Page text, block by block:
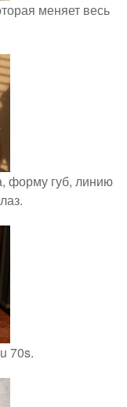
меняет весь
форму губ, линию
70s.